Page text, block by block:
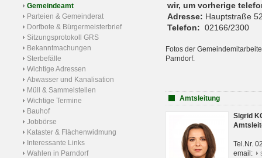
Gemeindeamt
Parteien & Gemeinderat
Dorfbote & Bürgermeisterbrief
Sitzungsprotokoll GRS
Bekanntmachungen
Sterbefälle
Wichtige Adressen
Abwasser und Kanalisation
Müll & Sammelstellen
Wichtige Termine
Bauhof
Jobbörse
Kataster & Flächenwidmung
Interessante Links
Wahlen in Parndorf
wir, um vorherige
Adresse: Hauptstraße
Telefon: 02166/2300
Fotos der
Parndorf.
Amtsleitung
Sigrid
Tel.Nr.
email: